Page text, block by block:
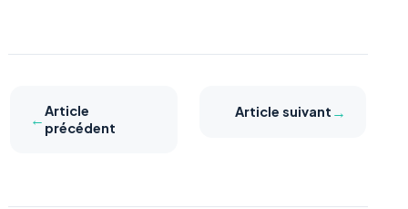
←Article
précédent
Article suivant →